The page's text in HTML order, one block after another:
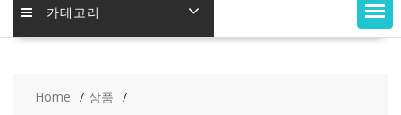
카테고리
Home
상품